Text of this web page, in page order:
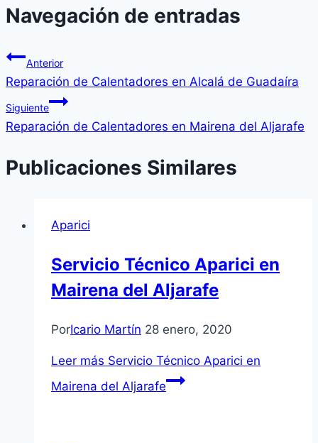
Navegación de entradas
Anterior
Reparación de Calentadores en Alcalá de Guadaíra
Siguiente
Reparación de Calentadores en Mairena del Aljarafe
Publicaciones Similares
Aparici
Servicio Técnico Aparici en
Mairena del Aljarafe
PorIcario Martín 28 enero, 2020
Leer más Servicio Técnico Aparici en
Mairena del Aljarafe